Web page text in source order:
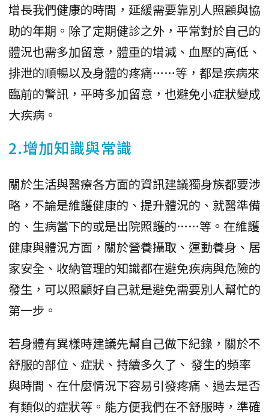
增長我們健康的時間，延緩需要靠別人照顧與協
助的年期。除了定期健診之外，平常對於自己的
體況也需多加留意，體重的增減、血壓的高低、
排泄的順暢以及身體的疼痛……等，都是疾病來
臨前的警訊，平時多加留意，也避免小症狀變成
大疾病。
2.增加知識與常識
關於生活與醫療各方面的資訊建議獨身族都要涉
略，不論是維護健康的、提升體況的、就醫準備
的、生病當下的或是出院照護的……等。在維護
健康與體況方面，關於營養攝取、運動養身、居
家安全、收納管理的知識都在避免疾病與危險的
發生，可以照顧好自己就是避免需要別人幫忙的
第一步。
若身體有異樣時建議先幫自己做下紀錄，關於不
舒服的部位、症狀、持續多久了、 發生的頻率
與時間、在什麼情況下容易引發疼痛、過去是否
有類似的症狀等。能方便我們在不舒服時，準確